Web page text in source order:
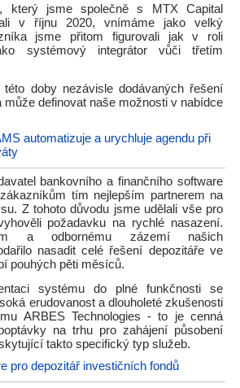
který jsme společně s MTX Capital
v říjnu 2020, vnímáme jako velký
jsme přitom figurovali jak v roli
systémový integrátor vůči třetím
doby nezávisle dodávaných řešení
může definovat naše možnosti v nabídce
automatizuje a urychluje agendu při
bankovního a finančního software
tím nejlepším partnerem na
Z tohoto důvodu jsme udělali vše pro
požadavku na rychlé nasazení.
a odbornému zázemí našich
nasadit celé řešení depozitáře ve
pouhých pěti měsíců.
systému do plné funkčnosti se
erudovanost a dlouholeté zkušenosti
ARBES Technologies - to je cenná
na trhu pro zahájení působení
takto specifický typ služeb.
pro depozitář investičních fondů